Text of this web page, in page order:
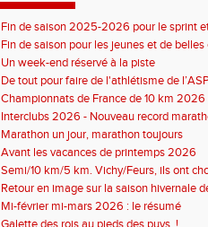
Fin de saison 2025-2026 pour le sprint
Fin de saison pour les jeunes et de
Un week-end réservé à la piste
De tout pour faire de l'athlétisme de
monde souriant
Championnats de France de 10 km
Soirées piste
Interclubs 2026 - Nouveau record
résultats
Marathon un jour, marathon toujours
Avant les vacances de printemps 2026
Semi/10 km/5 km. Vichy/Feurs, ils ont
Retour en image sur la saison hivernale
Mi-février mi-mars 2026 : le résumé